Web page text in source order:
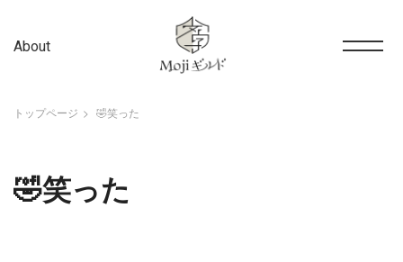
About
トップページ 🤣笑った
🤣笑った